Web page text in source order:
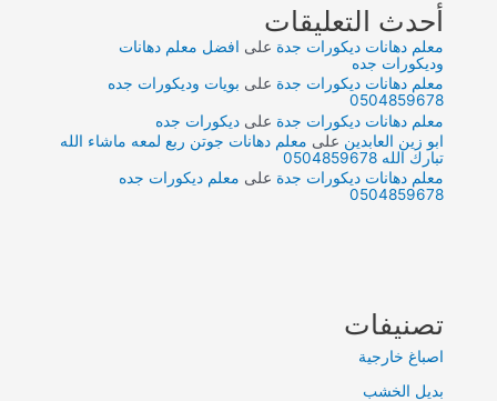
أحدث التعليقات
معلم دهانات ديكورات جدة على افضل معلم دهانات
وديكورات جده
معلم دهانات ديكورات جدة على بويات وديكورات جده
0504859678
معلم دهانات ديكورات جدة علىديكورات جده
ابو زين العابدين على معلم دهانات جوتن ربع لمعه ماشاء الله
تبارك الله 0504859678
معلم دهانات ديكورات جدة على معلم ديكورات جده
0504859678
تصنيفات
اصباغ خارجية
بديل الخشب